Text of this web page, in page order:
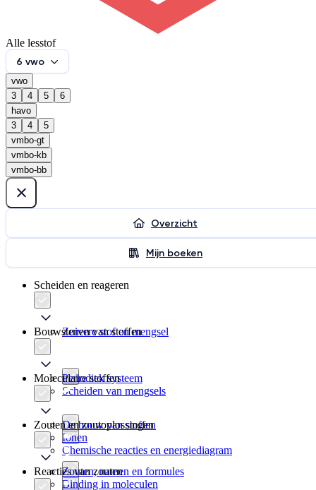
Alle lesstof
6 vwo
vwo
3
4 5
6
havo
3
4
5
vmbo-gt
vmbo-kb
vmbo-bb
Overzicht
Mijn boeken
Scheiden en reageren
Zuivere stof en mengsel
Scheiden van mengsels
Chemische reacties en energiediagram
Bouwstenen van stoffen
Periodiek systeem
Ionen
Moleculaire stoffen
De bouw van stoffen
Binding in moleculen
Zouten en zoutoplossingen
Zouten, namen en formules
Reacties van zouten